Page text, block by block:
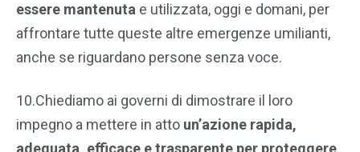
essere mantenuta e utilizzata, oggi e domani, per
affrontare tutte queste altre emergenze umilianti,
anche se riguardano persone senza voce.
10.Chiediamo ai governi di dimostrare il loro
impegno a mettere in atto un’azione rapida,